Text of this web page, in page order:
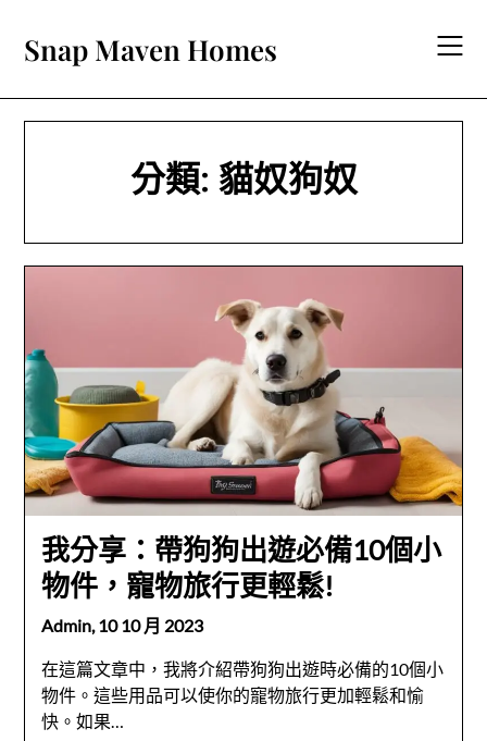
content
Snap Maven Homes
分類: 貓奴狗奴
我分享：帶狗狗出遊必備10個小
物件，寵物旅行更輕鬆!
Admin,10 10 月 2023
在這篇文章中，我將介紹帶狗狗出遊時必備的10個小
物件。這些用品可以使你的寵物旅行更加輕鬆和愉
快。如果…